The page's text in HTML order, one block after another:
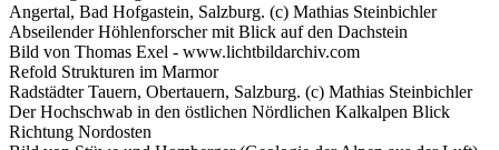
Angertal, Bad Hofgastein, Salzburg. (c) Mathias Steinbichler
Abseilender Höhlenforscher mit Blick auf den Dachstein
Bild von Thomas Exel - www.lichtbildarchiv.com
Refold Strukturen im Marmor
Radstädter Tauern, Obertauern, Salzburg. (c) Mathias Steinbichler
Der Hochschwab in den östlichen Nördlichen Kalkalpen Blick
Richtung Nordosten